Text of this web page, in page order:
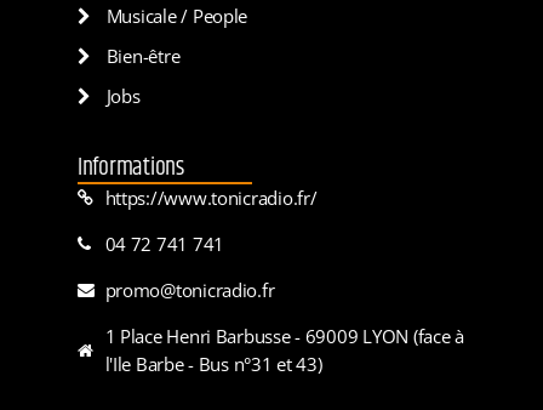
Musicale / People
Bien-être
Jobs
Informations
https://www.tonicradio.fr/
04 72 741 741
promo@tonicradio.fr
1 Place Henri Barbusse - 69009 LYON (face à
l'Ile Barbe - Bus n°31 et 43)